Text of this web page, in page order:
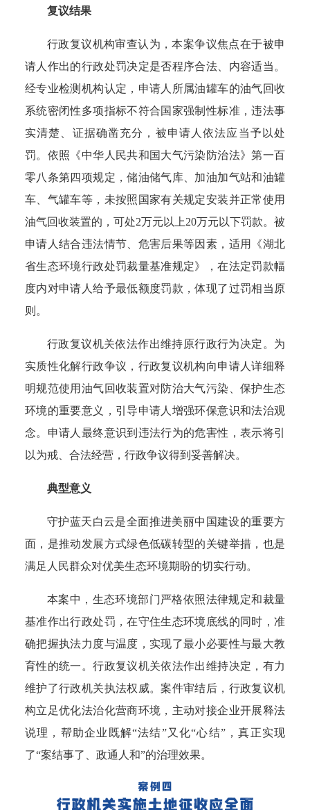
复议结果
行政复议机构审查认为，本案争议焦点在于被申
请人作出的行政处罚决定是否程序合法、内容适当。
经专业检测机构认定，申请人所属油罐车的油气回收
系统密闭性多项指标不符合国家强制性标准，违法事
实清楚、证据确凿充分，被申请人依法应当予以处
罚。依照《中华人民共和国大气污染防治法》第一百
零八条第四项规定，储油储气库、加油加气站和油罐
车、气罐车等，未按照国家有关规定安装并正常使用
油气回收装置的，可处2万元以上20万元以下罚款。被
申请人结合违法情节、危害后果等因素，适用《湖北
省生态环境行政处罚裁量基准规定》，在法定罚款幅
度内对申请人给予最低额度罚款，体现了过罚相当原
则。
行政复议机关依法作出维持原行政行为决定。为
实质性化解行政争议，行政复议机构向申请人详细释
明规范使用油气回收装置对防治大气污染、保护生态
环境的重要意义，引导申请人增强环保意识和法治观
念。申请人最终意识到违法行为的危害性，表示将引
以为戒、合法经营，行政争议得到妥善解决。
典型意义
守护蓝天白云是全面推进美丽中国建设的重要方
面，是推动发展方式绿色低碳转型的关键举措，也是
满足人民群众对优美生态环境期盼的切实行动。
本案中，生态环境部门严格依照法律规定和裁量
基准作出行政处罚，在守住生态环境底线的同时，准
确把握执法力度与温度，实现了最小必要性与最大教
育性的统一。行政复议机关依法作出维持决定，有力
维护了行政机关执法权威。案件审结后，行政复议机
构立足优化法治化营商环境，主动对接企业开展释法
说理，帮助企业既解“法结”又化“心结”，真正实现
了“案结事了、政通人和”的治理效果。